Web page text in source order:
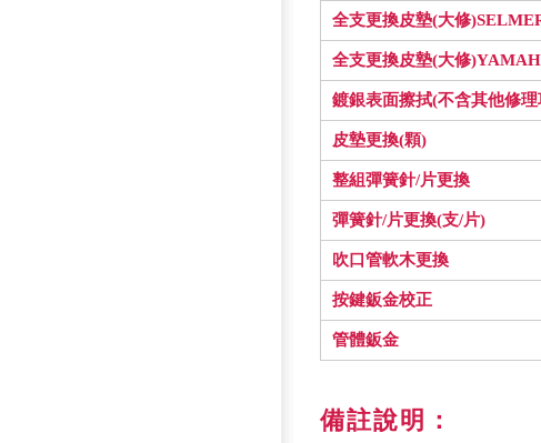
全支更換皮墊(大修
全支更換皮墊(大修
鍍銀表面擦拭(不含其他修
皮墊更換(顆)
整組彈簧針/片更換
彈簧針/片更換(支/片)
吹口管軟木更換
按鍵鈑金校正
管體鈑金
備註說明：